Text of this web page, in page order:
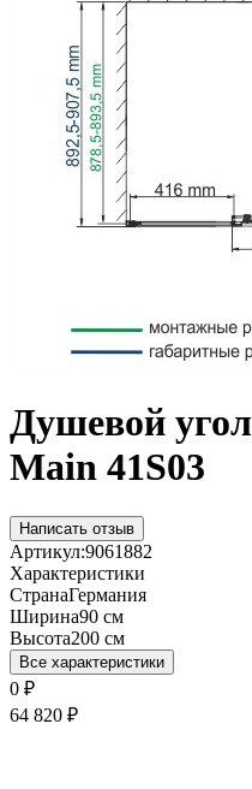
Душевой
Main 41S03
Написать отзыв
Артикул:9061882
Характеристики
СтранаГермания
Ширина90 см
Высота200 см
Все характеристики
0 ₽
64 820 ₽